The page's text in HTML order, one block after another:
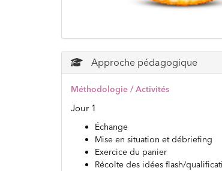
Approche pédagogique
Méthodologie / Activités
Jour 1
Échange
Mise en situation et débriefing
Exercice du panier
Récolte des idées flash/